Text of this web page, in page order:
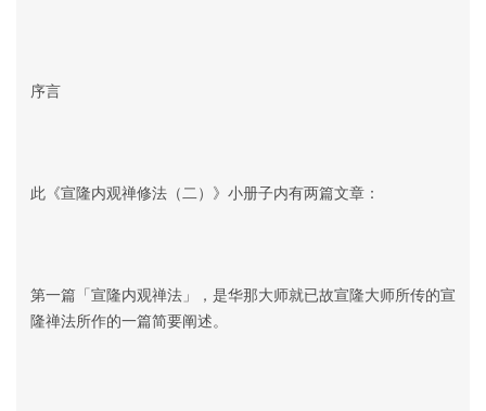
序言
此《宣隆内观禅修法（二）》小册子内有两篇文章：
第一篇「宣隆内观禅法」，是华那大师就已故宣隆大师所传的宣
隆禅法所作的一篇简要阐述。